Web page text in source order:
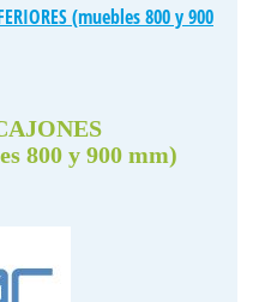
(muebles 800 y 900
800 y 900 mm)